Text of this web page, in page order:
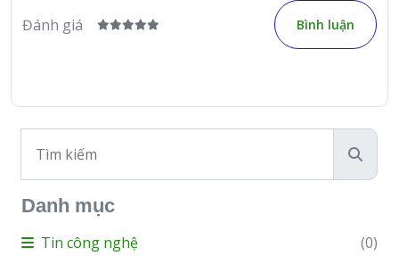
Đánh giá Bình luận
Danh mục
Tin công nghệ
(0)